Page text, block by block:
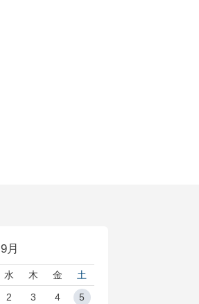
9月
水 木 金
土
2 3 4 5